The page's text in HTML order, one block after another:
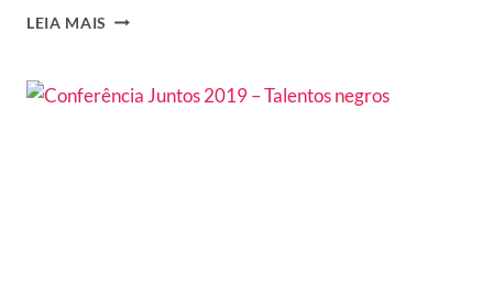
LEIA MAIS GIOVANNA
CAMAROTE